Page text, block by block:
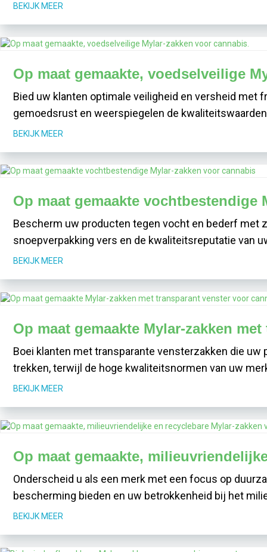
BEKIJK MEER
Op maat gemaakte, voedselveilige
Bied uw klanten optimale veiligheid en versheid met
gemoedsrust en weerspiegelen de
BEKIJK MEER
Op maat gemaakte vochtbestendige
Bescherm uw producten tegen vocht en bederf met
snoepverpakking vers en de kwaliteitsreputatie van
BEKIJK MEER
Op maat gemaakte Mylar-zakken
Boei klanten met transparante vensterzakken die
trekken, terwijl de hoge kwaliteitsnormen van uw
BEKIJK MEER
Op maat gemaakte,
Onderscheid u als een merk met een focus op
bescherming bieden en uw betrokkenheid bij het
BEKIJK MEER